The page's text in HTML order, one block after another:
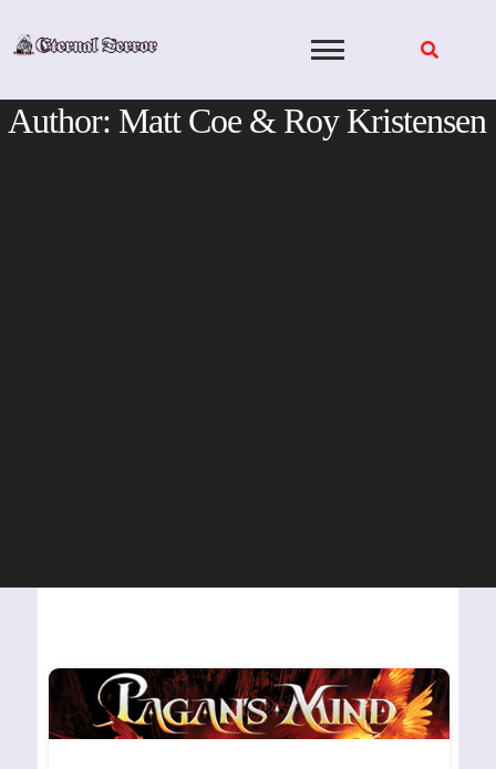
Author: Matt Coe & Roy Kristensen